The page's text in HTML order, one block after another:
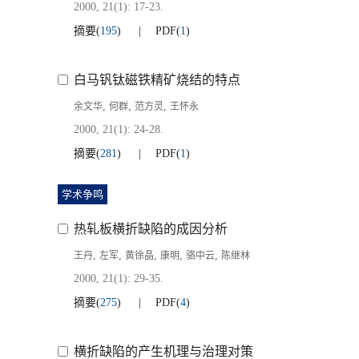
2000, 21(1): 17-23.
摘要(195) PDF(1)
白马钒钛磁铁精矿烧结的特点
余文华, 何群, 范方灵, 王怀永
2000, 21(1): 24-28.
摘要(281) PDF(1)
学术争鸣
热轧板横折缺陷的成因分析
王丹, 左军, 黄徐晶, 康明, 骆中云, 陈继林
2000, 21(1): 29-35.
摘要(275) PDF(4)
横折缺陷的产生机理与治理对策